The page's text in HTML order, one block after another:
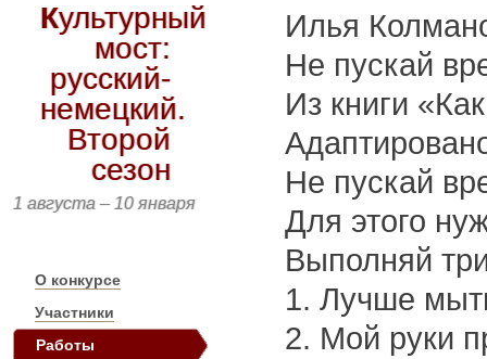
Культурный
мост:
русский-
немецкий.
Второй
сезон
1 августа – 10 января
О конкурсе
Участники
Работы
Илья
Не пускай
Из книги
Не пускай
Для этого
Выполняй
1. Лучше
2. Мой руки